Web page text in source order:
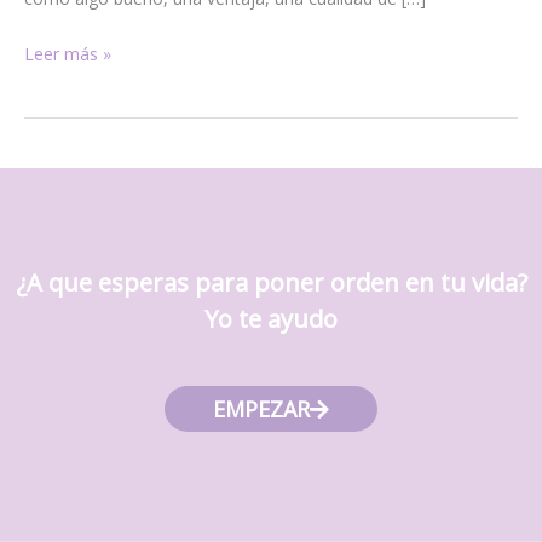
Leer más »
¿A que esperas para poner orden en tu vida?
Yo te ayudo
EMPEZAR